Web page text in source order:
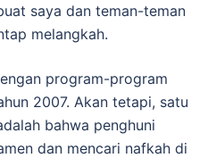
saya dan teman-teman
melangkah.
program-program
2007. Akan tetapi, satu
bahwa penghuni
dan mencari nafkah di